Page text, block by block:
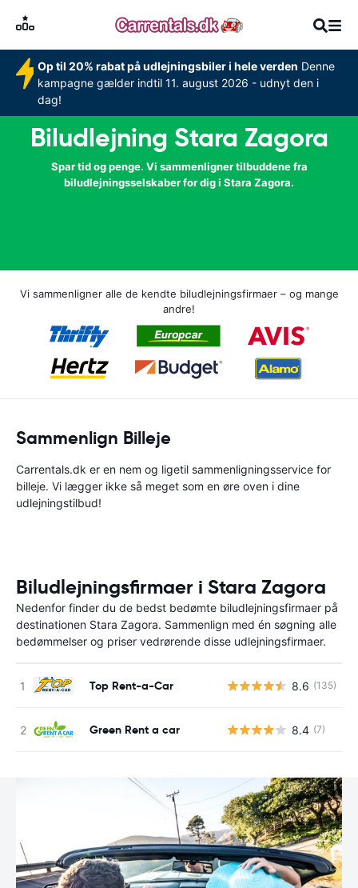
Op til 20% rabat på udlejningsbiler i hele verden Denne
kampagne gælder indtil 11. august 2026 - udnyt den i
dag!
Biludlejning Stara Zagora
Spar tid og penge. Vi sammenligner tilbuddene fra
biludlejningsselskaber for dig i Stara Zagora.
Vi sammenligner alle de kendte biludlejningsfirmaer – og mange
andre!
Sammenlign Billeje
Carrentals.dk er en nem og ligetil sammenligningsservice for
billeje. Vi lægger ikke så meget som en øre oven i dine
udlejningstilbud!
Biludlejningsfirmaer i Stara Zagora
Nedenfor finder du de bedst bedømte biludlejningsfirmaer på
destinationen Stara Zagora. Sammenlign med én søgning alle
bedømmelser og priser vedrørende disse udlejningsfirmaer.
Top Rent-a-Car 8.6 (135)
Green Rent a car 8.4 (7)